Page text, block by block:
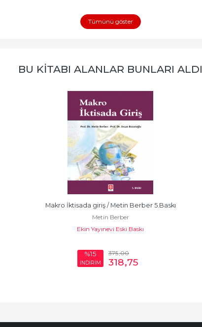
Tümünü göster
BU KITABI ALANLAR BUNLARI ALDI
Makro İktisada giriş / Metin Berber 5.Baskı
Metin Berber
Ekin Yayınevi Eski Baskı
%15
İNDİRİM
375,00
318,75